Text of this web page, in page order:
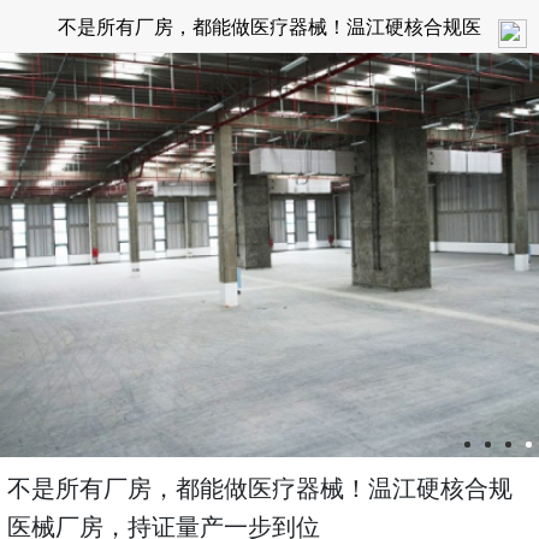
不是所有厂房，都能做医疗器械！温江硬核合规医
械厂房，持证量产一步到位
不是所有厂房，都能做医疗器械！温江硬核合规
医械厂房，持证量产一步到位